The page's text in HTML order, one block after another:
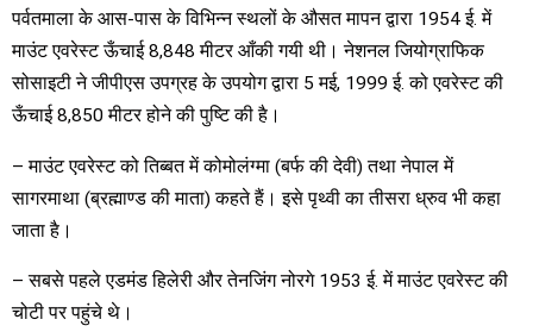
पर्वतमाला के आस-पास के विभिन्न स्थलों के औसत मापन द्वारा 1954 ई. में
माउंट एवरेस्ट ऊँचाई 8,848 मीटर आँकी गयी थी। नेशनल जियोग्राफिक
सोसाइटी ने जीपीएस उपग्रह के उपयोग द्वारा 5 मई, 1999 ई. को एवरेस्ट की
ऊँचाई 8,850 मीटर होने की पुष्टि की है।
– माउंट एवरेस्ट को तिब्बत में कोमोलंग्मा (बर्फ की देवी) तथा नेपाल में
सागरमाथा (ब्रह्माण्ड की माता) कहते हैं। इसे पृथ्वी का तीसरा ध्रुव भी कहा
जाता है।
– सबसे पहले एडमंड हिलेरी और तेनजिंग नोरगे 1953 ई. में माउंट एवरेस्ट की
चोटी पर पहुंचे थे।